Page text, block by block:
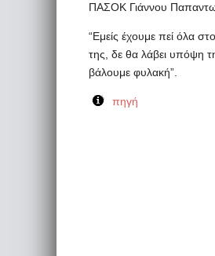
ΠΑΣΟΚ Γιάννου
“Εμείς έχουμε πεί όλα
της, δε θα λάβει υπόψη
βάλουμε φυλακή”.
πηγή